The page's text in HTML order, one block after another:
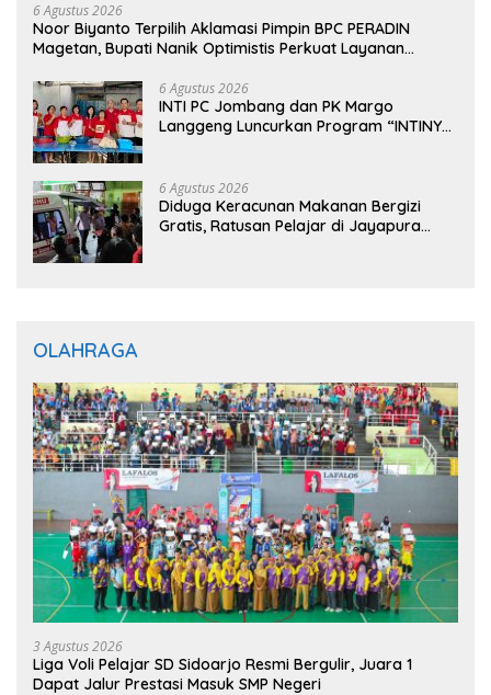
6 Agustus 2026
Noor Biyanto Terpilih Aklamasi Pimpin BPC PERADIN
Magetan, Bupati Nanik Optimistis Perkuat Layanan
6 Agustus 2026
INTI PC Jombang dan PK Margo
Langgeng Luncurkan Program “INTINYA
6 Agustus 2026
Diduga Keracunan Makanan Bergizi
Gratis, Ratusan Pelajar di Jayapura
OLAHRAGA
3 Agustus 2026
Liga Voli Pelajar SD Sidoarjo Resmi Bergulir, Juara 1
Dapat Jalur Prestasi Masuk SMP Negeri